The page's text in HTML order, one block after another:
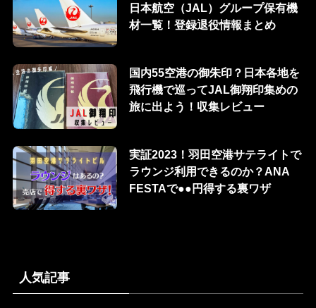
日本航空（JAL）グループ保有機
材一覧！登録退役情報まとめ
国内55空港の御朱印？日本各地を
飛行機で巡ってJAL御翔印集めの
旅に出よう！収集レビュー
実証2023！羽田空港サテライトで
ラウンジ利用できるのか？ANA
FESTAで●●円得する裏ワザ
人気記事